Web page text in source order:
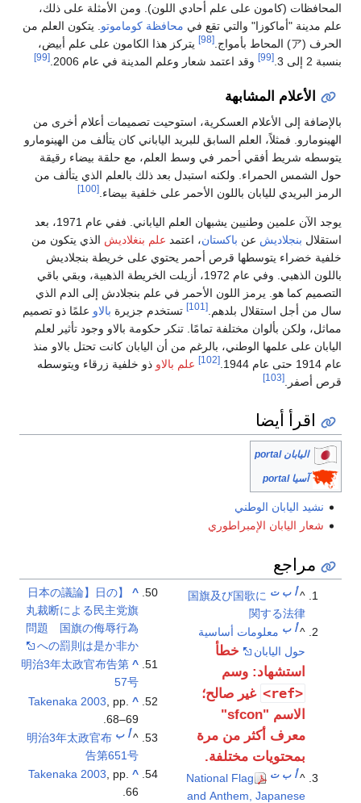
المحافظات (كامون على علم أحادي اللون). ومن الأمثلة على ذلك،
علم مدينة "أماكوزا" والتي تقع في محافظة كوماموتو . يتكون العلم من
الحرف (ア) المحاط بأمواج.
[98]
يتركز هذا الكامون على علم أبيض،
بنسبة 2 إلى 3.
[99] وقد اعتمد شعار وعلم المدينة في عام 2006. [99]
الأعلام المشابهة
بالإضافة إلى الأعلام العسكرية، استوحيت تصميمات أعلام أخرى من
الهينومارو. فمثلاً، العلم السابق للبريد الياباني كان يتألف من الهينومارو
يتوسطه شريط أفقي أحمر في وسط العلم، مع حلقة بيضاء رقيقة
حول الشمس الحمراء. ولكنه استبدل بعد ذلك بالعلم الذي يتألف من
الرمز البريدي لليابان باللون الأحمر على خلفية بيضاء. [100]
يوجد الآن علمين وطنيين يشبهان العلم الياباني. ففي عام 1971، بعد
استقلال بنجلاديش عن باكستان، اعتمد علم بنغلاديش الذي يتكون من
خلفية خضراء يتوسطها قرص أحمر يحتوي على خريطة بنجلاديش
باللون الذهبي. وفي عام 1972، أزيلت الخريطة الذهبية، وبقي باقي
التصميم كما هو. يرمز اللون الأحمر في علم بنجلادش إلى الدم الذي
سال من أجل استقلال بلدهم. [101] تستخدم جزيرة بالاو علمًا ذو تصميم
مماثل، ولكن بألوان مختلفة تمامًا. تنكر حكومة بالاو وجود تأثير لعلم
اليابان على علمها الوطني، بالرغم من أن اليابان كانت تحتل بالاو منذ
عام 1914 حتى عام 1944.
[102] علم بالاو ذو خلفية زرقاء ويتوسطه
قرص أصفر.
[103]
اقرأ أيضا
اليابان portal
آسيا portal
نشيد اليابان الوطني
شعار اليابان الإمبراطوري
مراجع
^أ ب ت 国旗及び国歌に
関する法律
^أ ب معلومات أساسية
حول اليابان
خطأ
استشهاد: وسم
<ref>
غير صالح؛
الاسم "sfcon"
معرف أكثر من مرة
بمحتويات مختلفة.
^أ ب ت
National Flag
and Anthem, Japanese
^
【日本の議論】日の
丸裁断による民主党旗
問題 国旗の侮辱行為
への罰則は是か非か
^
明治3年太政官布告第
57号
^
Takenaka 2003 , pp.
68–69.
^أ ب 明治3年太政官布
告第651号
^
Takenaka 2003, pp.
66.